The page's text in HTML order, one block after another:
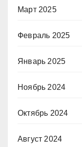
Март 2025
Февраль 2025
Январь 2025
Ноябрь 2024
Октябрь 2024
Август 2024